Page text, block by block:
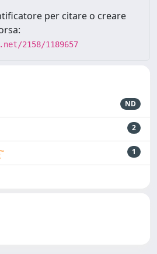
per citare o creare
2158/1189657
ND
2
1